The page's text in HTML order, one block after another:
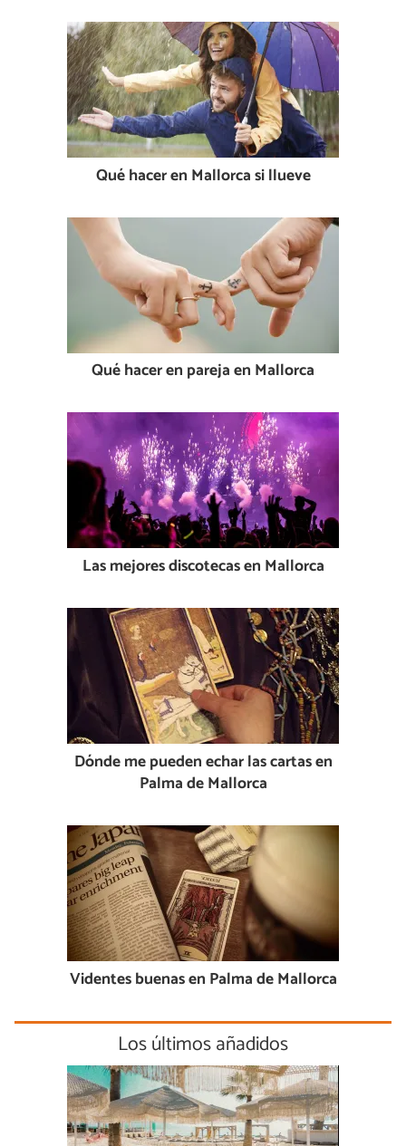
Qué hacer en Mallorca si llueve
Qué hacer en pareja en Mallorca
Las mejores discotecas en Mallorca
Dónde me pueden echar las cartas en
Palma de Mallorca
Videntes buenas en Palma de Mallorca
Los últimos añadidos